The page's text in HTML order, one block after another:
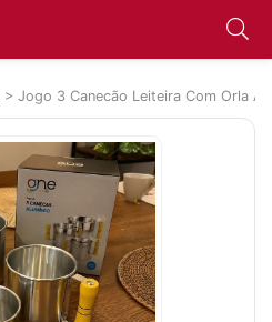
> Jogo 3 Canecão Leiteira Com Orla